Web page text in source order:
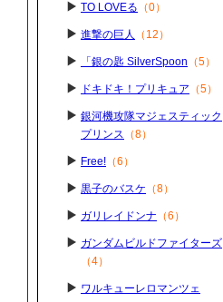
TO LOVEる （0）
進撃の巨人 （12）
「銀の匙 SilverSpoon （5）
ドキドキ！プリキュア （5）
銀河機攻隊マジェスティック
プリンス
（8）
Free! （6）
黒子のバスケ （8）
ガリレイドンナ （6）
ガンダムビルドファイターズ
（4）
ワルキューレロマンツェ